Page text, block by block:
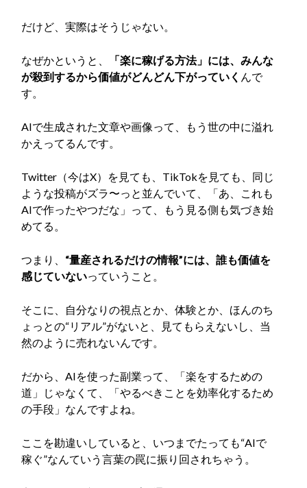
だけど、実際はそうじゃない。
なぜかというと、
「楽に稼げる方法」には、みんな
が殺到するから価値がどんどん下がっていく んで
す。
AIで生成された文章や画像って、もう世の中に溢れ
かえってるんです。
Twitter（今はX）を見ても、TikTokを見ても、同じ
ような投稿がズラ〜っと並んでいて、「あ、これも
AIで作ったやつだな」って、もう見る側も気づき始
めてる。
つまり、 “量産されるだけの情報”には、誰も価値を
感じていないっていうこと。
そこに、自分なりの視点とか、体験とか、ほんのち
ょっとの“リアル”がないと、見てもらえないし、当
然のように売れないんです。
だから、AIを使った副業って、「楽をするための
道」じゃなくて、「やるべきことを効率化するため
の手段」なんですよね。
ここを勘違いしていると、いつまでたっても“AIで
稼ぐ”なんていう言葉の罠に振り回されちゃう。